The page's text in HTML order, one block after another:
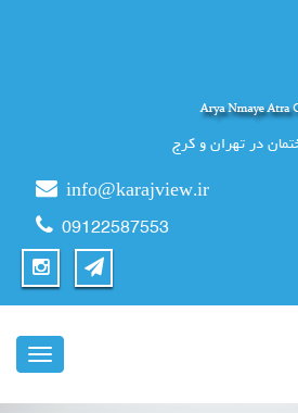
در تهران و کرج
info@karajview.ir
09122587553
ناوبری